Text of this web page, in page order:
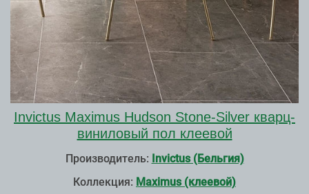
Invictus Maximus Hudson Stone-Silver кварц-
виниловый пол клеевой
Производитель: Invictus (Бельгия)
Коллекция: Maximus (клеевой)